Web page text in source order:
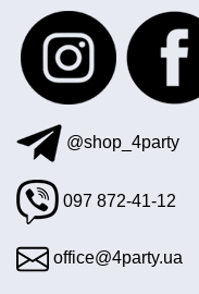
пиратская
бутафория на
светодиоды для
@shop_4party
097 872-41-12
office@4party.ua